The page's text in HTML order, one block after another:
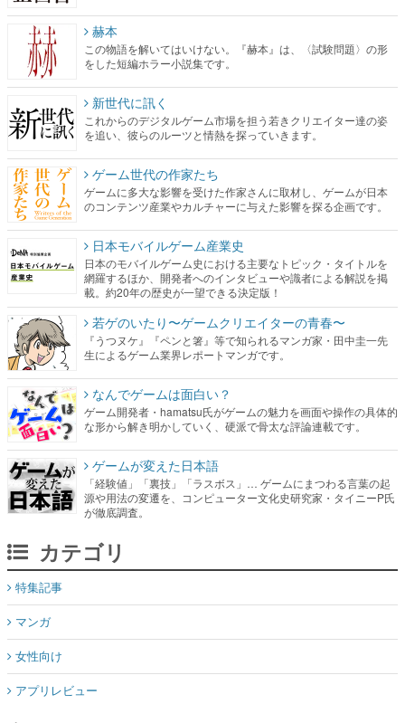
赫本
この物語を解いてはいけない。『赫本』は、〈試験問題〉の形
をした短編ホラー小説集です。
新世代に訊く
これからのデジタルゲーム市場を担う若きクリエイター達の姿
を追い、彼らのルーツと情熱を探っていきます。
ゲーム世代の作家たち
ゲームに多大な影響を受けた作家さんに取材し、ゲームが日本
のコンテンツ産業やカルチャーに与えた影響を探る企画です。
日本モバイルゲーム産業史
日本のモバイルゲーム史における主要なトピック・タイトルを
網羅するほか、開発者へのインタビューや識者による解説を掲
載。約20年の歴史が一望できる決定版！
若ゲのいたり〜ゲームクリエイターの青春〜
『うつヌケ』『ペンと箸』等で知られるマンガ家・田中圭一先
生によるゲーム業界レポートマンガです。
なんでゲームは面白い？
ゲーム開発者・hamatsu氏がゲームの魅力を画面や操作の具体的
な形から解き明かしていく、硬派で骨太な評論連載です。
ゲームが変えた日本語
「経験値」「裏技」「ラスボス」… ゲームにまつわる言葉の起
源や用法の変遷を、コンピューター文化史研究家・タイニーP氏
が徹底調査。
カテゴリ
特集記事
マンガ
女性向け
アプリレビュー